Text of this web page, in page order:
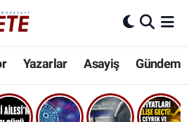
Yazarlar Asayiş Gündem